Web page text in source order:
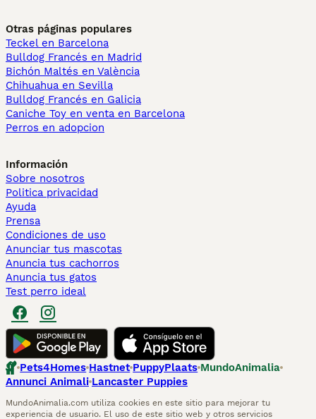
Otras páginas populares
Teckel en Barcelona
Bulldog Francés en Madrid
Bichón Maltés en València
Chihuahua en Sevilla
Bulldog Francés en Galicia
Caniche Toy en venta en Barcelona
Perros en adopcion
Información
Sobre nosotros
Politica privacidad
Ayuda
Prensa
Condiciones de uso
Anunciar tus mascotas
Anuncia tus cachorros
Anuncia tus gatos
Test perro ideal
Pets4Homes Hastnet PuppyPlaats MundoAnimalia
Annunci Animali Lancaster Puppies
MundoAnimalia.com utiliza cookies en este sitio para mejorar tu
experiencia de usuario. El uso de este sitio web y otros servicios